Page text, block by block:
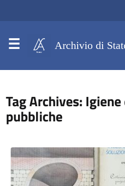
Archivio di
Tag Archives:
pubbliche